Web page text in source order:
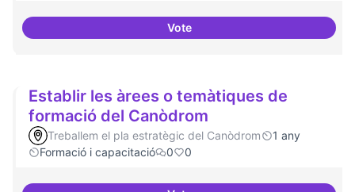
VoteServei estable de migració al
Establir les àrees o temàtiques de
formació del Canòdrom
Treballem el pla estratègic del Canòdrom
1 any
Formació i capacitació
0 0